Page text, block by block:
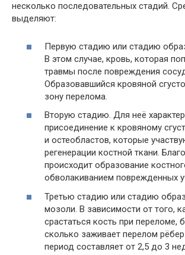
несколько последовательных стадий.
выделяют:
Первую стадию или стадию
В этом случае, кровь, которая
травмы после повреждения
Образовавшийся кровяной
зону перелома.
Вторую стадию. Для неё
присоединение к кровяному
и остеобластов, которые
регенерации костной ткани.
происходит образование
обволакиванием поврежденных
Третью стадию или стадию
мозоли. В зависимости от того,
срастаться кость при переломе,
сколько заживает перелом
период составляет от 2,5 до 3